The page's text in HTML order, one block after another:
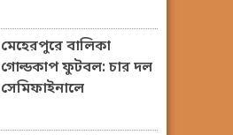
মেহেরপুরে বালিকা
গোল্ডকাপ ফুটবল: চার দল
সেমিফাইনালে